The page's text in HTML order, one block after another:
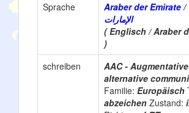
Sprache
Araber der Emirate / عرب
الإمارات
( Englisch / Araber
)
schreiben
AAC -
alternative
Familie: Europäisch
abzeichen Zustand: